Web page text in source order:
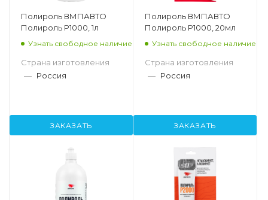
Полироль ВМПАВТО
Полироль P1000, 1л
Узнать свободное наличие
Страна изготовления
— Россия
ЗАКАЗАТЬ
Полироль ВМПАВТО
Полироль P1000, 20мл
Узнать свободное наличие
Страна изготовления
— Россия
ЗАКАЗАТЬ